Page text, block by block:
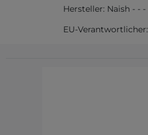
Hersteller: Naish - - -
EU-Verantwortlicher: